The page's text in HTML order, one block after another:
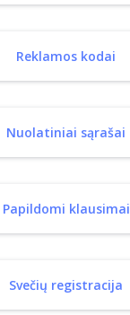
Reklamos kodai
Nuolatiniai sąrašai
Papildomi klausimai
Svečių registracija